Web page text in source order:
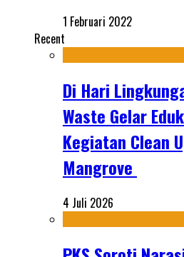
1 Februari 2022
Recent
Di Hari
Waste Gelar
Kegiatan Clean
Mangrove
4 Juli 2026